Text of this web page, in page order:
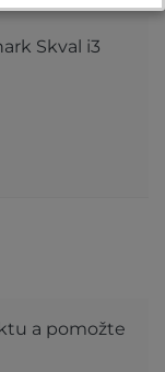
Skval i3
a pomožte